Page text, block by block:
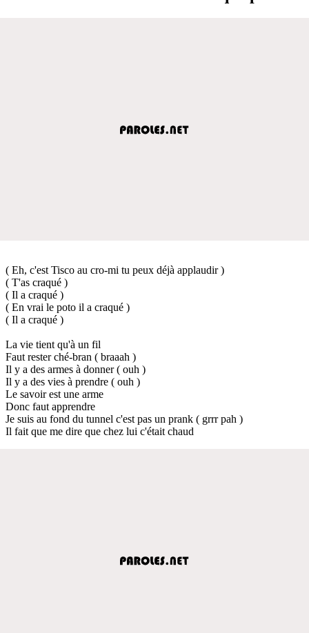
( Eh, c'est Tisco au cro-mi tu peux déjà applaudir )
( T'as craqué )
( Il a craqué )
( En vrai le poto il a craqué )
( Il a craqué )
La vie tient qu'à un fil
Faut rester ché-bran ( braaah )
Il y a des armes à donner ( ouh )
Il y a des vies à prendre ( ouh )
Le savoir est une arme
Donc faut apprendre
Je suis au fond du tunnel c'est pas un prank ( grrr pah )
Il fait que me dire que chez lui c'était chaud